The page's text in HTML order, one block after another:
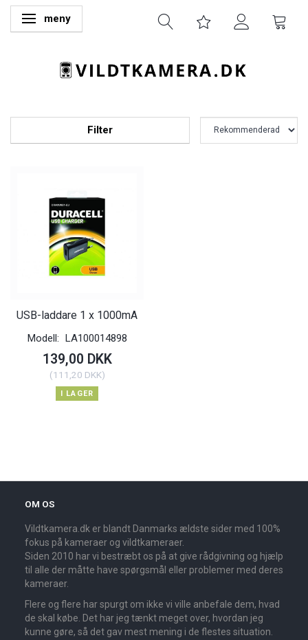
Ändra navigering
meny
Filter
USB-laddare 1 x 1000mA
Modell: LA100014898
139,00 DKK
(111,20 DKK)
I LAGER
OM OS
Vildtkamera.dk er blandt Danmarks ældste sider med 100%
fokus på kameraer og vildtkameraer.
Siden 2010 har vi bestræbt os på at give rådgivning og hjælp
til alle der måtte have spørgsmål eller problemer med deres
kameraer.
Flere og flere har spurgt om ikke vi ville anbefale dem, hvad
de skal købe. Det har jeg tænkt meget over, hvordan jeg
kunne gøre, så det gav mest mening i de flestes situation.